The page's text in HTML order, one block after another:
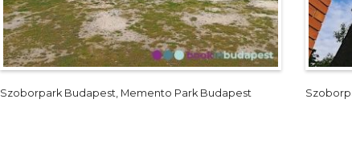
Szoborpark Budapest, Memento Park Budapest